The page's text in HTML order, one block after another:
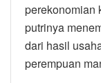
perekonomian
putrinya
dari hasil
perempuan